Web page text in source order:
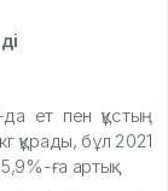
ет пен құстың
құрады, бұл 2021
ға артық.